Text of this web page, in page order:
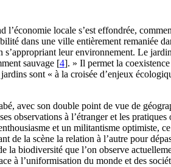
locale s’est effondrée,
dans une ville entièrement remaniée
s’appropriant leur environnement. Le
sauvage [4]. » Il permet la
sont « à la croisée d’enjeux
avec son double point de vue de
observations à l’étranger et les pratiques
et un militantisme optimiste,
la scène la relation à l’autre pour
la biodiversité que l’on observe
à l’uniformisation du monde et des